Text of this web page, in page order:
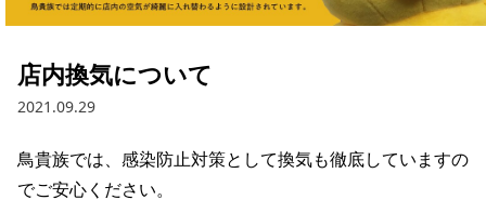
店内換気について
2021.09.29
鳥貴族では、感染防止対策として換気も徹底していますの
でご安心ください。